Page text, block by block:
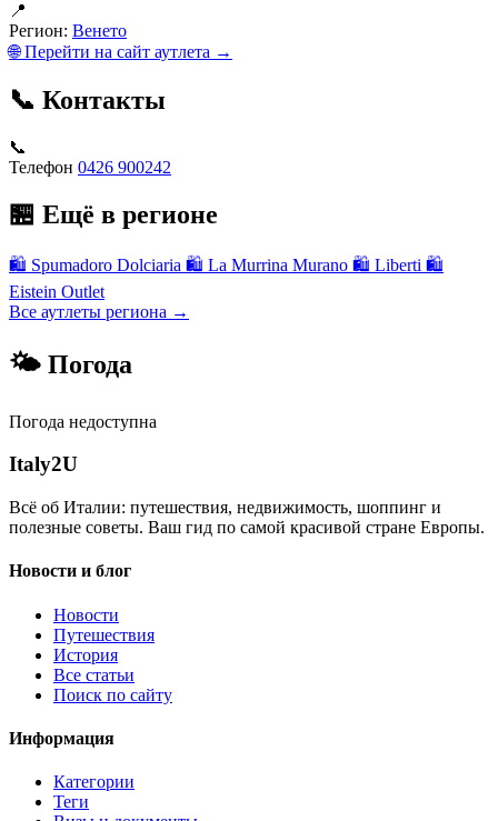
📍
Регион: Венето
🌐 Перейти на сайт аутлета →
📞 Контакты
📞
Телефон 0426 900242
🏪 Ещё в регионе
🛍 Spumadoro Dolciaria 🛍 La Murrina Murano 🛍 Liberti 🛍
Eistein Outlet
Все аутлеты региона →
🌤 Погода
Погода недоступна
Italy2U
Всё об Италии: путешествия, недвижимость, шоппинг и
полезные советы. Ваш гид по самой красивой стране Европы.
Новости и блог
Новости
Путешествия
История
Все статьи
Поиск по сайту
Информация
Категории
Теги